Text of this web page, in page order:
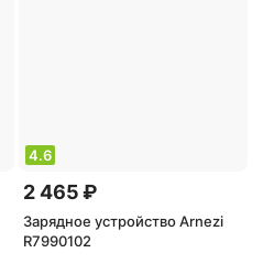
4.6
2 465 ₽
Зарядное устройство Arnezi
R7990102